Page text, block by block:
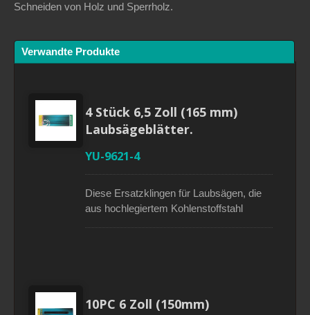
Schneiden von Holz und Sperrholz.
Verwandte Produkte
4 Stück 6,5 Zoll (165 mm)
Laubsägeblätter.
YU-9621-4
Diese Ersatzklingen für Laubsägen, die
aus hochlegiertem Kohlenstoffstahl
vier Klingenarten mit unterschiedlichen
10PC 6 Zoll (150mm)